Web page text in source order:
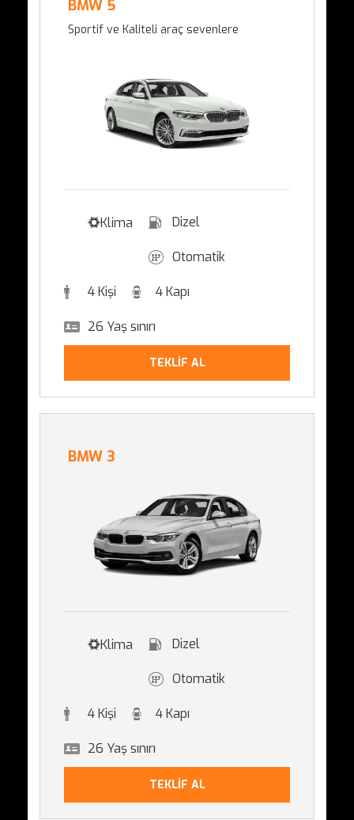
BMW 5
Sportif ve Kaliteli araç sevenlere
Klima Dizel
Otomatik
4 Kişi 4 Kapı
26 Yaş sınırı
TEKLİF AL
BMW 3
Klima Dizel
Otomatik
4 Kişi 4 Kapı
26 Yaş sınırı
TEKLİF AL